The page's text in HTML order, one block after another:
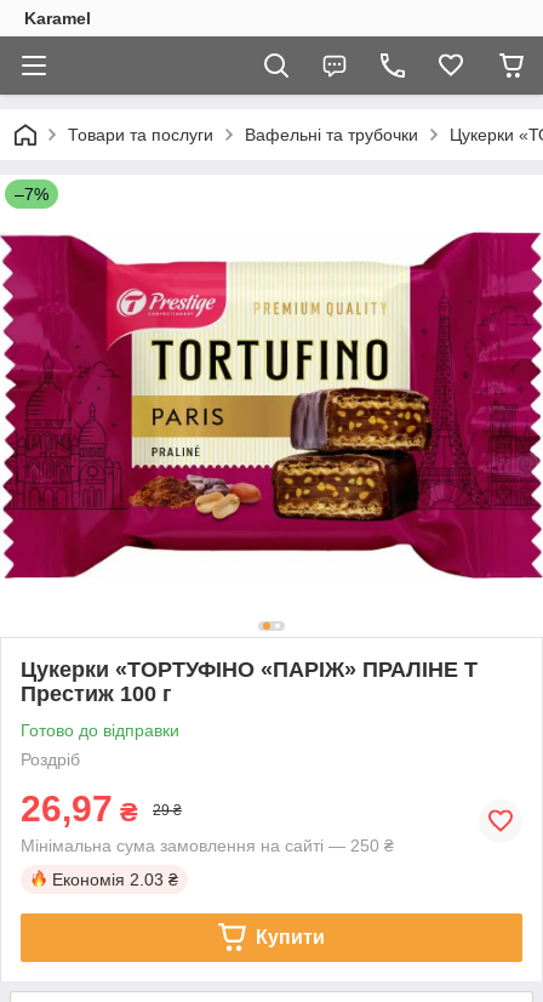
Karamel
Товари та послуги Вафельні та трубочки Цукерки
–7%
Цукерки «ТОРТУФІНО «ПАРІЖ» ПРАЛІНЕ Т
Престиж 100 г
Готово до відправки
Роздріб
26,97 ₴ 29 ₴
Мінімальна сума замовлення на сайті — 250 ₴
Економія 2.03 ₴
Купити